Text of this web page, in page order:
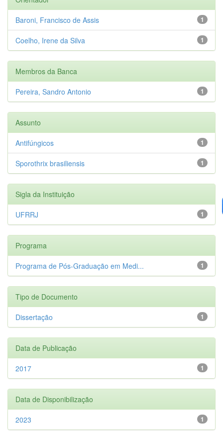
1
Baroni, Francisco de Assis
1
Coelho, Irene da Silva
Membros da Banca
1
Pereira, Sandro Antonio
Assunto
1
Antifúngicos
1
Sporothrix brasiliensis
Sigla da Instituição
1
UFRRJ
Programa
1
Programa de Pós-Graduação em Medi...
Tipo de Documento
1
Dissertação
Data de Publicação
1
2017
Data de Disponibilização
1
2023